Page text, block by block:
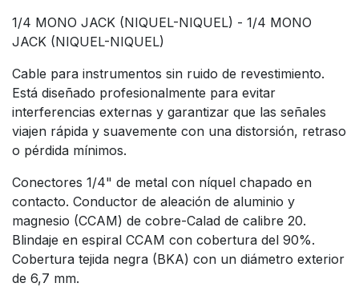
1/4 MONO JACK (NIQUEL-NIQUEL) - 1/4 MONO
JACK (NIQUEL-NIQUEL)
Cable para instrumentos sin ruido de revestimiento.
Está diseñado profesionalmente para evitar
interferencias externas y garantizar que las señales
viajen rápida y suavemente con una distorsión, retraso
o pérdida mínimos.
Conectores 1/4" de metal con níquel chapado en
contacto. Conductor de aleación de aluminio y
magnesio (CCAM) de cobre-Calad de calibre 20.
Blindaje en espiral CCAM con cobertura del 90%.
Cobertura tejida negra (BKA) con un diámetro exterior
de 6,7 mm.